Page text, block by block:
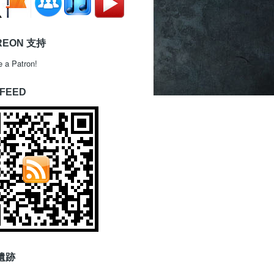
支持
a Patron!
跡